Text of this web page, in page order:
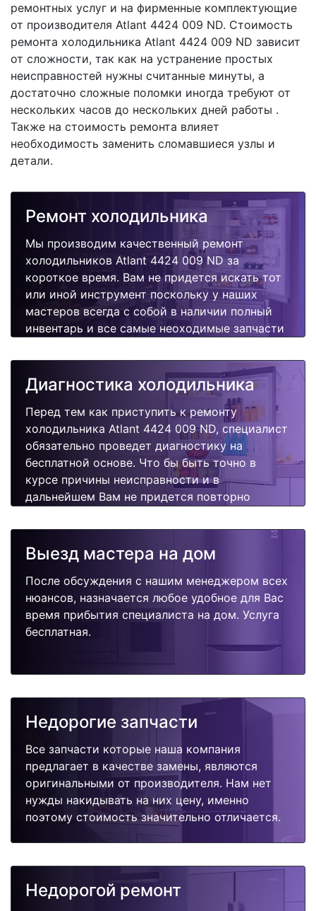
ремонтных услуг и на фирменные комплектующие
от производителя Atlant 4424 009 ND. Стоимость
ремонта холодильника Atlant 4424 009 ND зависит
от сложности, так как на устранение простых
неисправностей нужны считанные минуты, а
достаточно сложные поломки иногда требуют от
нескольких часов до нескольких дней работы .
Также на стоимость ремонта влияет
необходимость заменить сломавшиеся узлы и
детали.
Ремонт холодильника
Мы производим качественный ремонт
холодильников Atlant 4424 009 ND за
короткое время. Вам не придется искать тот
или иной инструмент поскольку у наших
мастеров всегда с собой в наличии полный
инвентарь и все самые неоходимые запчасти
быстро, качественно и недорого.
Диагностика холодильника
Перед тем как приступить к ремонту
холодильника Atlant 4424 009 ND, специалист
обязательно проведет диагностику на
бесплатной основе. Что бы быть точно в
курсе причины неисправности и в
дальнейшем Вам не придется повторно
поломок.
Выезд мастера на дом
После обсуждения с нашим менеджером всех
нюансов, назначается любое удобное для Вас
время прибытия специалиста на дом. Услуга
бесплатная.
Недорогие запчасти
Все запчасти которые наша компания
предлагает в качестве замены, являются
оригинальными от производителя. Нам нет
нужды накидывать на них цену, именно
поэтому стоимость значительно отличается.
Недорогой ремонт